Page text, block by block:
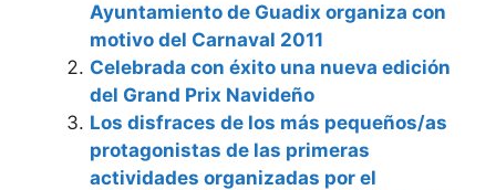
Ayuntamiento de Guadix organiza con
motivo del Carnaval 2011
Celebrada con éxito una nueva edición
del Grand Prix Navideño
Los disfraces de los más pequeños/as
protagonistas de las primeras
actividades organizadas por el